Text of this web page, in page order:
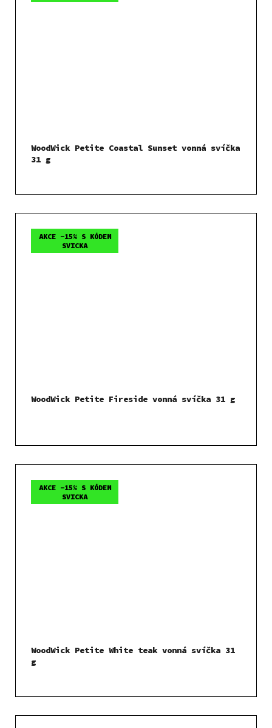
WoodWick Petite Coastal Sunset vonná svíčka
31 g
AKCE -15% S KÓDEM
SVICKA
WoodWick Petite Fireside vonná svíčka 31 g
AKCE -15% S KÓDEM
SVICKA
WoodWick Petite White teak vonná svíčka 31
g